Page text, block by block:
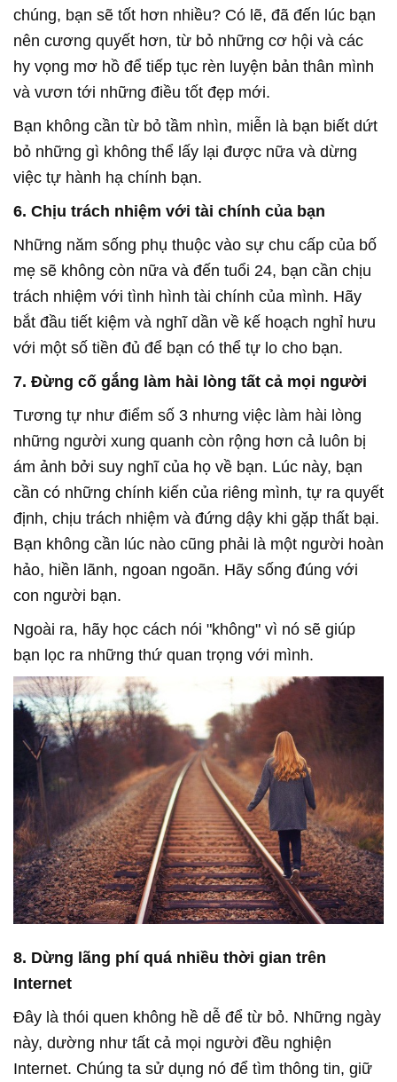
chúng, bạn sẽ tốt hơn nhiều? Có lẽ, đã đến lúc bạn
nên cương quyết hơn, từ bỏ những cơ hội và các
hy vọng mơ hồ để tiếp tục rèn luyện bản thân mình
và vươn tới những điều tốt đẹp mới.
Bạn không cần từ bỏ tầm nhìn, miễn là bạn biết dứt
bỏ những gì không thể lấy lại được nữa và dừng
việc tự hành hạ chính bạn.
6. Chịu trách nhiệm với tài chính của bạn
Những năm sống phụ thuộc vào sự chu cấp của bố
mẹ sẽ không còn nữa và đến tuổi 24, bạn cần chịu
trách nhiệm với tình hình tài chính của mình. Hãy
bắt đầu tiết kiệm và nghĩ dần về kế hoạch nghỉ hưu
với một số tiền đủ để bạn có thể tự lo cho bạn.
7. Đừng cố gắng làm hài lòng tất cả mọi người
Tương tự như điểm số 3 nhưng việc làm hài lòng
những người xung quanh còn rộng hơn cả luôn bị
ám ảnh bởi suy nghĩ của họ về bạn. Lúc này, bạn
cần có những chính kiến của riêng mình, tự ra quyết
định, chịu trách nhiệm và đứng dậy khi gặp thất bại.
Bạn không cần lúc nào cũng phải là một người hoàn
hảo, hiền lãnh, ngoan ngoãn. Hãy sống đúng với
con người bạn.
Ngoài ra, hãy học cách nói "không" vì nó sẽ giúp
bạn lọc ra những thứ quan trọng với mình.
8. Dừng lãng phí quá nhiều thời gian trên
Internet
Đây là thói quen không hề dễ để từ bỏ. Những ngày
này, dường như tất cả mọi người đều nghiện
Internet. Chúng ta sử dụng nó để tìm thông tin, giữ